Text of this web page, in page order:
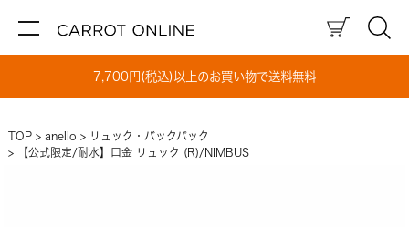
7,700円(税込)以上のお買い物で送料無料
TOP anello
リュック・バックパック
【公式限定/耐水】口金 リュック (R)/NIMBUS